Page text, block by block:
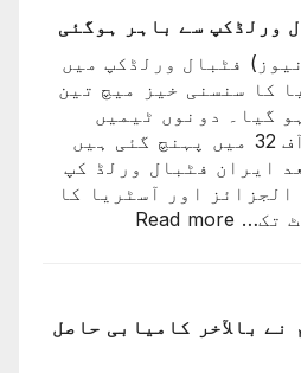
ورلڈکپ سے باہر ہوگئی
فٹبال ورلڈکپ میں
کا سنسنی خیز میچ تین
گیا۔ دونوں ٹیمیں
گروپ جے سے راونڈ آف 32 میں پہنچ گئی ہیں
ایران فٹبال ورلڈ کپ
اور آسٹریا کا
Read more
فٹبال
نے بالآخر کامیابی حاصل